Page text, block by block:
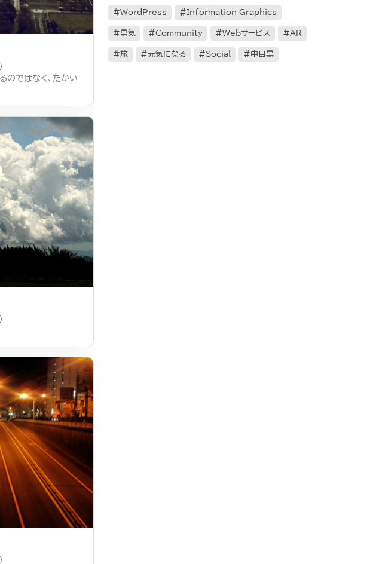
のではなく、たかい
WordPress Information Graphics
勇気 Community Webサービス AR
旅 元気になる Social 中目黒